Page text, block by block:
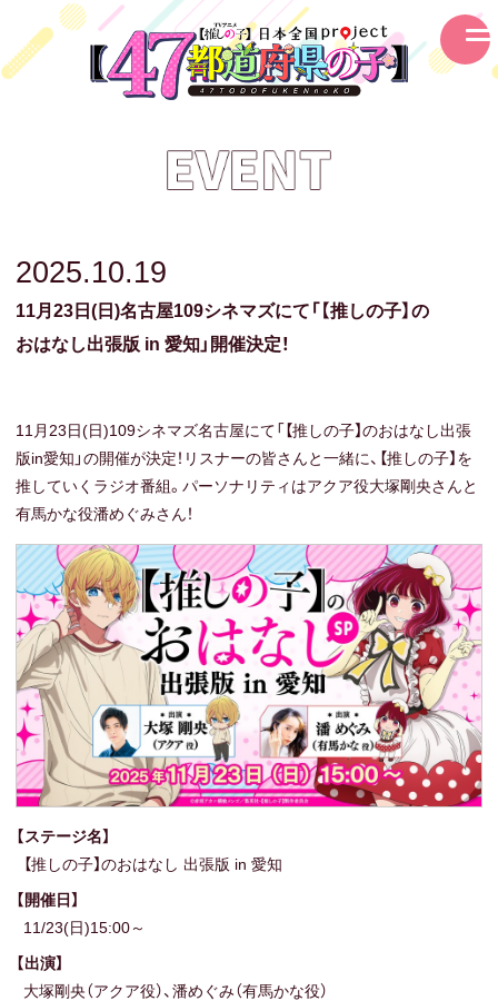
2025.10.19
11月23日(日)名古屋109シネマズにて 「【推しの子】の
おはなし出張版 in 愛知」 開催決定！
11月23日(日)109シネマズ名古屋にて「【推しの子】のおはなし出張
版in愛知」の開催が決定！リスナーの皆さんと一緒に、【推しの子】を
推していくラジオ番組。パーソナリティはアクア役大塚剛央さんと
有馬かな役潘めぐみさん！
【ステージ名】
【推しの子】のおはなし 出張版 in 愛知
【開催日】
11/23(日)15:00～
【出演】
大塚剛央（アクア役）、潘めぐみ（有馬かな役）